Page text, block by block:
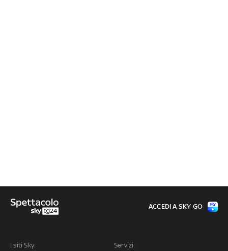
I siti Sky: Servizi:
ACCEDI A SKY GO